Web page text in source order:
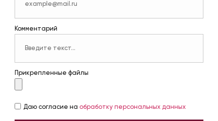
Комментарий
Прикрепленные файлы
Даю согласие на обработку персональных данных